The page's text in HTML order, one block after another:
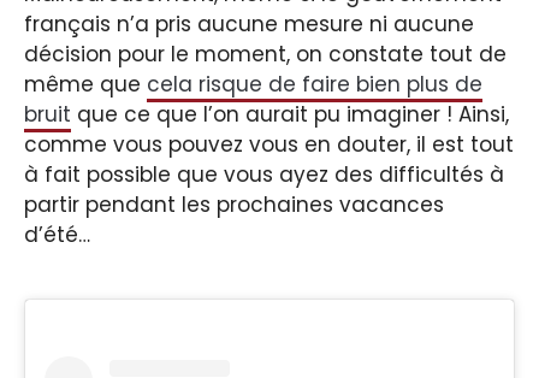
français n’a pris aucune mesure ni aucune
décision pour le moment, on constate tout de
même que cela risque de faire bien plus de
bruit que ce que l’on aurait pu imaginer ! Ainsi,
comme vous pouvez vous en douter, il est tout
à fait possible que vous ayez des difficultés à
partir pendant les prochaines vacances
d’été…